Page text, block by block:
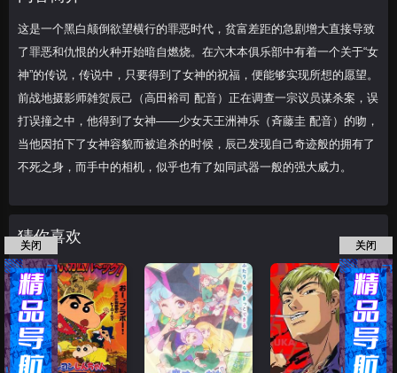
这是一个黑白颠倒欲望横行的罪恶时代，贫富差距的急剧增大直接导致
了罪恶和仇恨的火种开始暗自燃烧。在六木本俱乐部中有着一个关于“女
神”的传说，传说中，只要得到了女神的祝福，便能够实现所想的愿望。
前战地摄影师雑贺辰己（高田裕司 配音）正在调查一宗议员谋杀案，误
打误撞之中，他得到了女神——少女天王洲神乐（斉藤圭 配音）的吻，
当他因拍下了女神容貌而被追杀的时候，辰己发现自己奇迹般的拥有了
不死之身，而手中的相机，似乎也有了如同武器一般的强大威力。
猜你喜欢
关闭 关闭